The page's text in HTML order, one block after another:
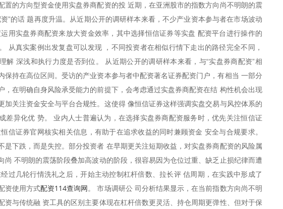
置的方向型资金使用实盘券商配资的投 近期，在亚洲股市的指数方向尚不明朗的震
”的话 题再度升温。从近期公开的调研样本来看，不少产业资本参与者在市场波动
用实盘券商配资来放大资金效率，其中选择恒信证券等实盘 配资平台进行操作的
从真实案例出发复盘可以发现 ，不同投资者在相似行情下走出的路径完全不同，
解 深浅和执行力度是否到位。 从近期公开的调研样本来看，与“实盘券商配资”相
保持在高位区间。受访的产业资本参与者中配资著名证券配资门户，有相当 一部分
，在明确自身风险承受能力的前提下，会考虑通过实盘券商配资在结 构性机会出现
加关注资金安全与平台合规性。这使得 像恒信证券这样强调实盘交易与风控体系的
差异化优 势。 业内人士普遍认为，在选择实盘券商配资服务时，优先关注恒信证
信证券官网核实相关信息，有助于在追求收益的同时兼顾资金 安全与合规要求。
是下跌，而是失控。部分投资者 在早期更关注短期收益，对实盘券商配资的风险属
尚 不明朗的震荡阶段叠加高波动的阶段，很容易因为仓位过重、缺乏止损纪律而遭
过几轮行情洗礼之后，开始主动控制杠杆倍数、拉长评 估周期，在实践中形成了
资使用方式配资114查询网。 市场调研公 司分析结果显示，在当前指数方向尚不明
资与传统融 资工具的区别主要体现在杠杆倍数更灵活、持仓周期更弹性、但对于保